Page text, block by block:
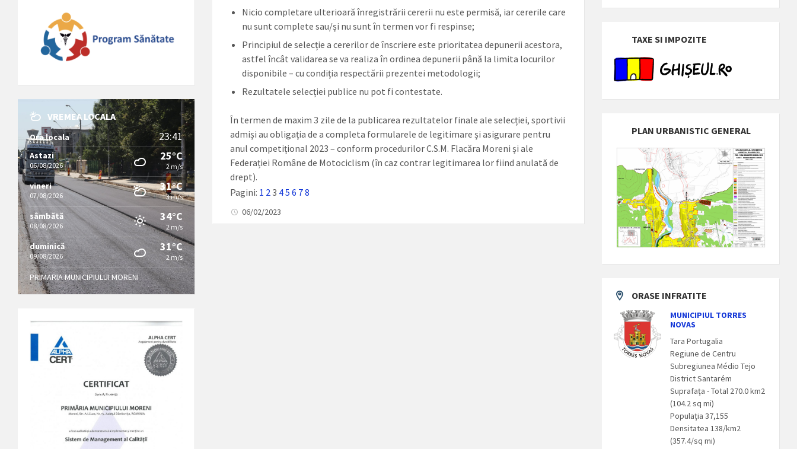
Nicio completare ulterioară înregistrării cererii nu este permisă, iar cererile care
nu sunt complete sau/și nu sunt în termen vor fi respinse;
Principiul de selecție a cererilor de înscriere este prioritatea depunerii acestora,
astfel încât validarea se va realiza în ordinea depunerii până la limita locurilor
disponibile – cu condiția respectării prezentei metodologii;
Rezultatele selecției publice nu pot fi contestate.
În termen de maxim 3 zile de la publicarea rezultatelor finale ale selecției, sportivii
admiși au obligația de a completa formularele de legitimare și asigurare pentru
anul competițional 2023 – conform procedurilor C.S.M. Flacăra Moreni și ale
Federației Române de Motociclism (în caz contrar legitimarea lor fiind anulată de
drept).
Pagini: 1 2 3 45 6 78
06/02/2023
VREMEA LOCALA
Ora locala 23:41
Astazi
06/08/2026
25°C
2 m/s
vineri
07/08/2026
31°C
3 m/s
sâmbătă
08/08/2026
34°C
2 m/s
duminică
09/08/2026
31°C
2 m/s
PRIMARIA MUNICIPIULUI MORENI
TAXE SI IMPOZITE
PLAN URBANISTIC GENERAL
ORASE INFRATITE
MUNICIPIUL TORRES
NOVAS
Tara Portugalia
Regiune de Centru
Subregiunea Médio Tejo
District Santarém
Suprafaţa - Total 270.0 km2
(104.2 sq mi)
Populaţia 37,155
Densitatea 138/km2
(357.4/sq mi)